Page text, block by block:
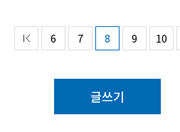
6 7 8 9 10
글쓰기